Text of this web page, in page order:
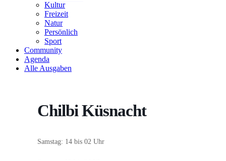
Kultur
Freizeit
Natur
Persönlich
Sport
Community
Agenda
Alle Ausgaben
Chilbi Küsnacht
Samstag: 14 bis 02 Uhr